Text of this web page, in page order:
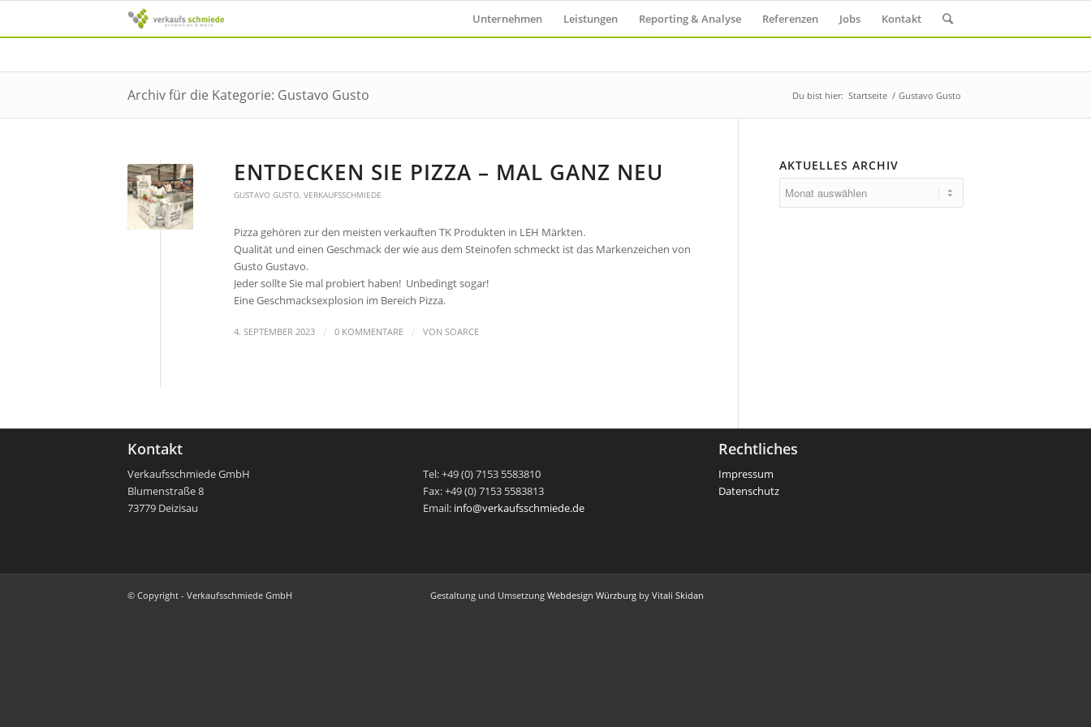
Unternehmen Leistungen Reporting & Analyse Referenzen Jobs Kontakt
Archiv für die Kategorie: Gustavo Gusto Du bist hier: Startseite / Gustavo Gusto
ENTDECKEN SIE PIZZA – MAL GANZ NEU
GUSTAVO GUSTO, VERKAUFSSCHMIEDE
Pizza gehören zur den meisten verkauften TK Produkten in LEH Märkten.
Qualität und einen Geschmack der wie aus dem Steinofen schmeckt ist das Markenzeichen von
Gusto Gustavo.
Jeder sollte Sie mal probiert haben! Unbedingt sogar!
Eine Geschmacksexplosion im Bereich Pizza.
4. SEPTEMBER 2023 / 0 KOMMENTARE / VON SOARCE
AKTUELLES ARCHIV
Kontakt
Verkaufsschmiede GmbH
Blumenstraße 8
73779 Deizisau
Tel: +49 (0) 7153 5583810
Fax: +49 (0) 7153 5583813
Email: info@verkaufsschmiede.de
Rechtliches
Impressum
Datenschutz
© Copyright - Verkaufsschmiede GmbH Gestaltung und Umsetzung Webdesign Würzburg by Vitali Skidan